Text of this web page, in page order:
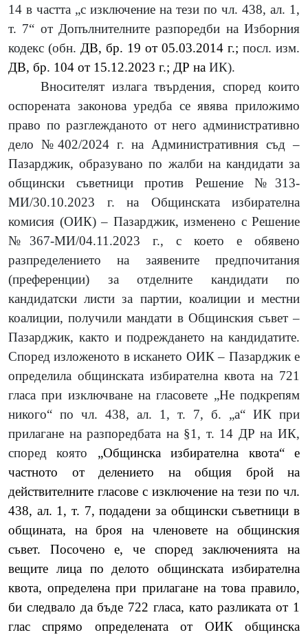
14 в частта „с изключение на тези по чл. 438, ал. 1,
т. 7“ от Допълнителните разпоредби на Изборния
кодекс (обн. ДВ, бр. 19 от 05.03.2014 г.; посл. изм.
ДВ, бр. 104 от 15.12.2023 г.; ДР на ИК).
Вносителят излага твърдения, според които
оспорената законова уредба се явява приложимо
право по разглежданото от него административно
дeло №402/2024 г. на Административния съд –
Пазарджик, образувано по жалби на кандидати за
общински съветници против Решение №313-
МИ/30.10.2023 г. на Общинската избирателна
комисия (ОИК) – Пазарджик, изменено с Решение
№367-МИ/04.11.2023 г., с което е обявено
разпределението на заявените предпочитания
(преференции) за отделните кандидати по
кандидатски листи за партии, коалиции и местни
коалиции, получили мандати в Общинския съвет–
Пазарджик, както и подреждането на кандидатите.
Според изложеното в искането ОИК – Пазарджик е
определила общинската избирателна квота на 721
гласа при изключване на гласовете „Не подкрепям
никого“ по чл. 438, ал. 1, т. 7, б. „а“ ИК при
прилагане на разпоредбата на §1, т. 14 ДР на ИК,
според която „Общинска избирателна квота“ е
частното от делението на общия брой на
действителните гласове с изключение на тези по чл.
438, ал. 1, т. 7, подадени за общински съветници в
общината, на броя на членовете на общинския
съвет. Посочено е, че според заключенията на
вещите лица по делото общинската избирателна
квота, определена при прилагане на това правило,
би следвало да бъде 722 гласа, като разликата от 1
глас спрямо определената от ОИК общинска